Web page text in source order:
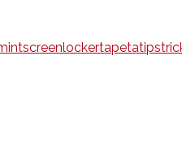
screenlockertapetatips